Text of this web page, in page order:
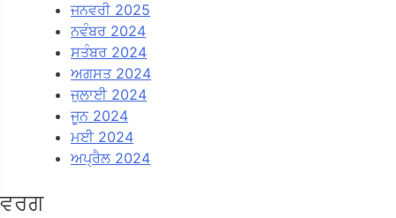
ਜਨਵਰੀ 2025
ਨਵੰਬਰ 2024
ਸਤੰਬਰ 2024
ਅਗਸਤ 2024
ਜੁਲਾਈ 2024
ਜੂਨ 2024
ਮਈ 2024
ਅਪ੍ਰੈਲ 2024
ਵਰਗ